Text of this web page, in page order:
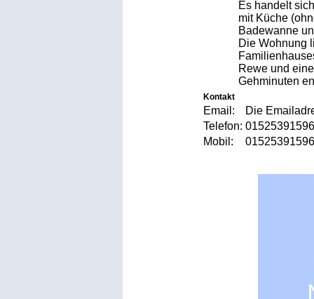
Es handelt
mit Küche
Badewanne
Die Wohnung
Rewe und
Gehminuten
Kontakt
Email:
Die
Telefon:
Mobil: